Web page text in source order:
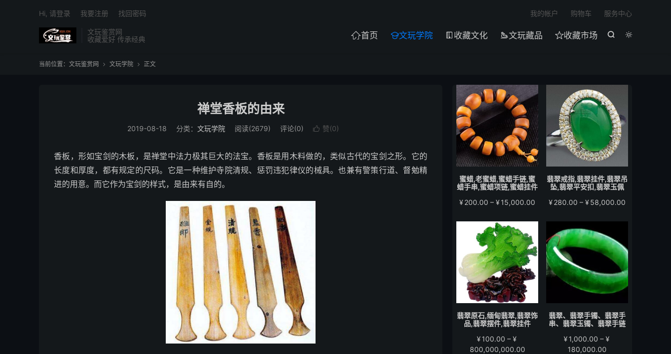
文玩鉴赏网
收藏爱好 传承经典


首页 文玩学院  收藏文化 文玩藏品 收藏市场
我的帐户 购物车 服务中心
Hi, 请登录 我要注册 找回密码
当前位置： 文玩鉴赏网  文玩学院  正文
禅堂香板的由来
2019-08-18 分类： 文玩学院 阅读(2679) 评论(0)  赞(0)
香板，形如宝剑的木板，是禅堂中法力极其巨大的法宝。香板是用木料做的，类似古代的宝剑之形。它的
长度和厚度，都有规定的尺码。它是一种维护寺院清规、惩罚违犯律仪的械具。也兼有警策行道、督勉精
进的用意。而它作为宝剑的样式，是由来有自的。
蜜蜡,老蜜蜡,蜜蜡手链,蜜
蜡手串,蜜蜡项链,蜜蜡挂件
¥200.00 – ¥15,000.00
范
¥200.00
至
¥15,000.00
翡翠戒指,翡翠挂件,翡翠吊
坠,翡翠平安扣,翡翠玉佩
¥280.00 – ¥58,000.00
范
至
¥58,000.00
翡翠原石,缅甸翡翠,翡翠饰
品,翡翠摆件,翡翠挂件
¥100.00 – ¥
800,000,000.00价
翡翠、翡翠手镯、翡翠手
串、翡翠玉镯、翡翠手链
¥1,000.00 – ¥
180,000.00